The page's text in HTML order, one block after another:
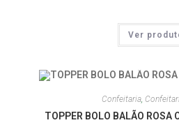
Ver
Confeitaria,
TOPPER BOLO BALÃO ROSA